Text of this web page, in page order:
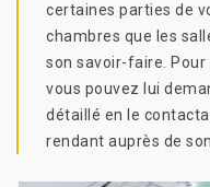
certaines parties de
chambres que les
son savoir-faire.
vous pouvez lui
détaillé en le
rendant auprès de